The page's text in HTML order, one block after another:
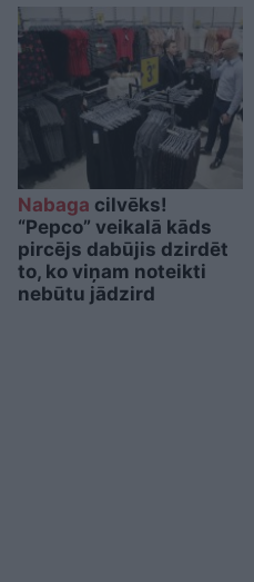
Nabaga cilvēks!
“Pepco” veikalā kāds
pircējs dabūjis dzirdēt
to, ko viņam noteikti
nebūtu jādzird